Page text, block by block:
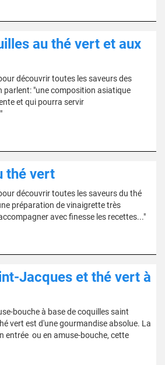
au thé vert et aux
découvrir toutes les saveurs des
parlent: "une composition asiatique
et qui pourra servir
thé vert
découvrir toutes les saveurs du thé
préparation de vinaigrette très
avec finesse les recettes..."
Jacques et thé vert à
bouche à base de coquilles saint
vert est d'une gourmandise absolue. La
entrée ou en amuse-bouche, cette